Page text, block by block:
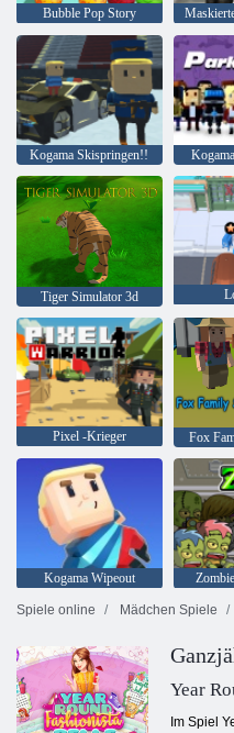
Bubble Pop Story
Kogama Skispringen!!
Tiger Simulator 3d
Pixel -Krieger Fox
Kogama Wipeout
Spiele online
Mädchen Spiele
Year
Im Spiel